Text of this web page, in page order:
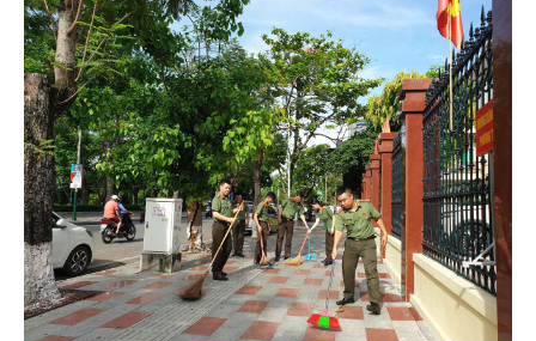
Công an phường Lê Chân triển khai mô hình “Lá chắn Lê
Chân” phòng ngừa tai nạn đuối nước mùa hè (07/06/2026
17:44)